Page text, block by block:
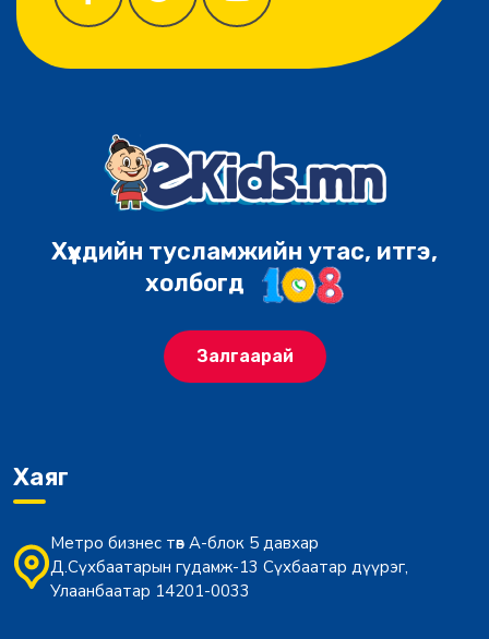
Хүүхдийн тусламжийн утас, итгэ,
холбогд
Залгаарай
Хаяг
Метро бизнес төв А-блок 5 давхар
Д.Сүхбаатарын гудамж-13 Сүхбаатар дүүрэг,
Улаанбаатар 14201-0033